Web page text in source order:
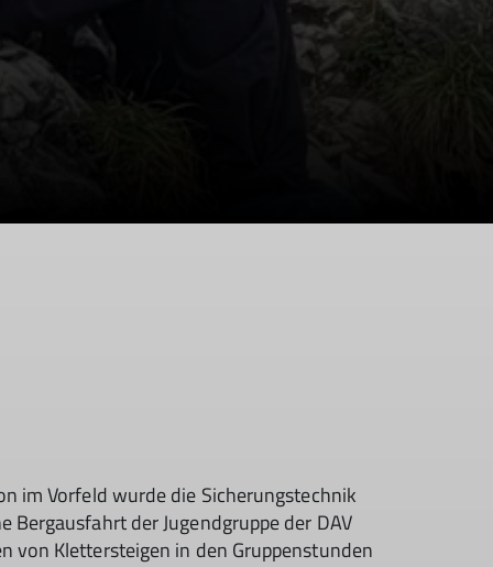
im Vorfeld wurde die Sicherungstechnik
der Jugendgruppe der DAV
von Klettersteigen in den Gruppenstunden